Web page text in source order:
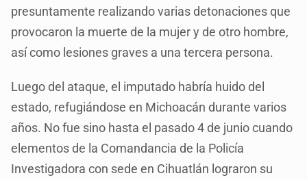
presuntamente realizando varias detonaciones que
provocaron la muerte de la mujer y de otro hombre,
así como lesiones graves a una tercera persona.
Luego del ataque, el imputado habría huido del
estado, refugiándose en Michoacán durante varios
años. No fue sino hasta el pasado 4 de junio cuando
elementos de la Comandancia de la Policía
Investigadora con sede en Cihuatlán lograron su